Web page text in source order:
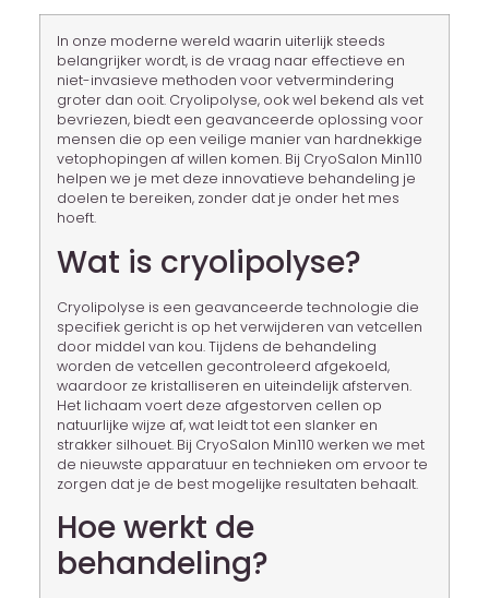
In onze moderne wereld waarin uiterlijk steeds
belangrijker wordt, is de vraag naar effectieve en
niet-invasieve methoden voor vetvermindering
groter dan ooit. Cryolipolyse, ook wel bekend als vet
bevriezen, biedt een geavanceerde oplossing voor
mensen die op een veilige manier van hardnekkige
vetophopingen af willen komen. Bij CryoSalon Min110
helpen we je met deze innovatieve behandeling je
doelen te bereiken, zonder dat je onder het mes
hoeft.
Wat is cryolipolyse?
Cryolipolyse is een geavanceerde technologie die
specifiek gericht is op het verwijderen van vetcellen
door middel van kou. Tijdens de behandeling
worden de vetcellen gecontroleerd afgekoeld,
waardoor ze kristalliseren en uiteindelijk afsterven.
Het lichaam voert deze afgestorven cellen op
natuurlijke wijze af, wat leidt tot een slanker en
strakker silhouet. Bij CryoSalon Min110 werken we met
de nieuwste apparatuur en technieken om ervoor te
zorgen dat je de best mogelijke resultaten behaalt.
Hoe werkt de
behandeling?